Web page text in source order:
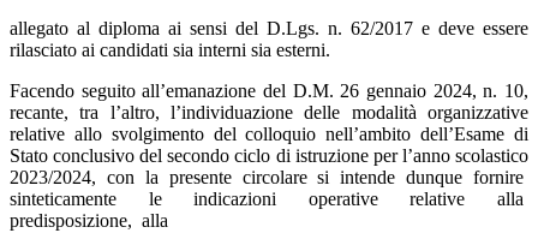
allegato al diploma ai sensi del D.Lgs. n. 62/2017 e deve essere
rilasciato ai candidati sia interni sia esterni.
Facendo seguito all’emanazione del D.M. 26 gennaio 2024, n. 10,
recante, tra l’altro, l’individuazionedelle modalità organizzative
relative allo svolgimento del colloquio nell’ambito dell’Esame di
Statoconclusivo del secondo ciclo di istruzione per l’anno scolastico
2023/2024, con la presente circolare siintende dunque fornire
sinteticamente
le indicazioni operative relative
alla
predisposizione, alla